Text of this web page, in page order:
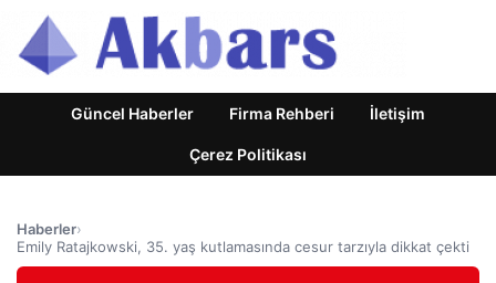
Güncel Haberler Firma Rehberi İletişim
Çerez Politikası
Haberler›
Emily Ratajkowski, 35. yaş kutlamasında cesur tarzıyla dikkat çekti